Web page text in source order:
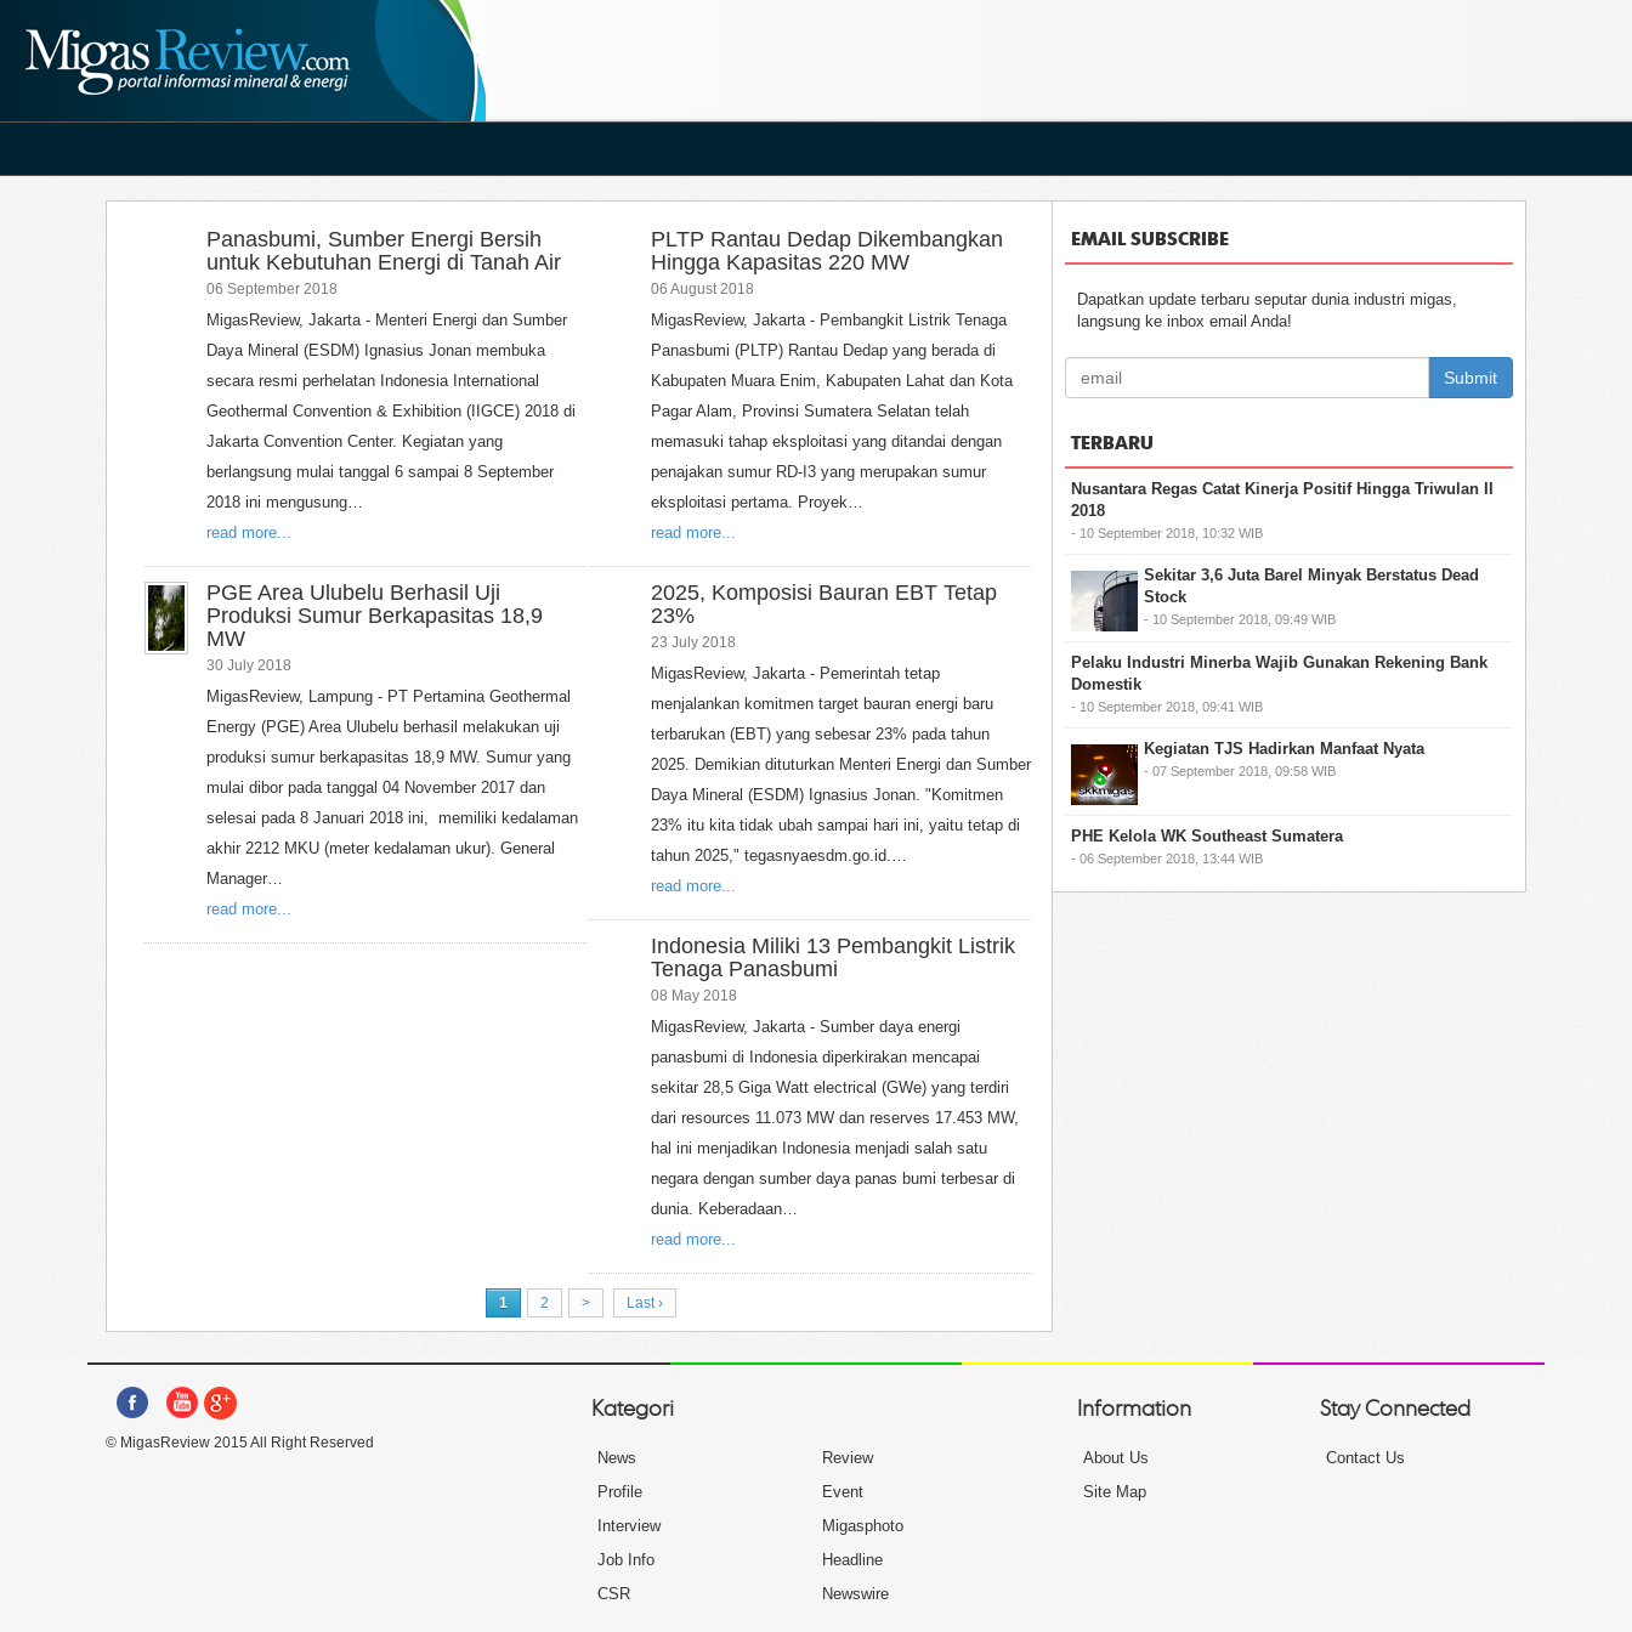
Panasbumi, Sumber Energi Bersih
untuk Kebutuhan Energi di Tanah Air
06 September 2018
MigasReview, Jakarta - Menteri Energi dan Sumber
Daya Mineral (ESDM) Ignasius Jonan membuka
secara resmi perhelatan Indonesia International
Geothermal Convention & Exhibition (IIGCE) 2018 di
Jakarta Convention Center. Kegiatan yang
berlangsung mulai tanggal 6 sampai 8 September
2018 ini mengusung…
read more...
PLTP Rantau Dedap Dikembangkan
Hingga Kapasitas 220 MW
06 August 2018
MigasReview, Jakarta - Pembangkit Listrik Tenaga
Panasbumi (PLTP) Rantau Dedap yang berada di
Kabupaten Muara Enim, Kabupaten Lahat dan Kota
Pagar Alam, Provinsi Sumatera Selatan telah
memasuki tahap eksploitasi yang ditandai dengan
penajakan sumur RD-I3 yang merupakan sumur
eksploitasi pertama. Proyek…
read more...
PGE Area Ulubelu Berhasil Uji
Produksi Sumur Berkapasitas 18,9
MW
30 July 2018
MigasReview, Lampung - PT Pertamina Geothermal
Energy (PGE) Area Ulubelu berhasil melakukan uji
produksi sumur berkapasitas 18,9 MW. Sumur yang
mulai dibor pada tanggal 04 November 2017 dan
selesai pada 8 Januari 2018 ini, memiliki kedalaman
akhir 2212 MKU (meter kedalaman ukur). General
Manager…
read more...
2025, Komposisi Bauran EBT Tetap
23%
23 July 2018
MigasReview, Jakarta - Pemerintah tetap
menjalankan komitmen target bauran energi baru
terbarukan (EBT) yang sebesar 23% pada tahun
2025. Demikian dituturkan Menteri Energi dan Sumber
Daya Mineral (ESDM) Ignasius Jonan. "Komitmen
23% itu kita tidak ubah sampai hari ini, yaitu tetap di
tahun 2025," tegasnyaesdm.go.id.…
read more...
Indonesia Miliki 13 Pembangkit Listrik
Tenaga Panasbumi
08 May 2018
MigasReview, Jakarta - Sumber daya energi
panasbumi di Indonesia diperkirakan mencapai
sekitar 28,5 Giga Watt electrical (GWe) yang terdiri
dari resources 11.073 MW dan reserves 17.453 MW,
hal ini menjadikan Indonesia menjadi salah satu
negara dengan sumber daya panas bumi terbesar di
dunia. Keberadaan…
read more...
1 2 > Last ›
EMAIL SUBSCRIBE
Dapatkan update terbaru seputar dunia industri migas,
langsung ke inbox email Anda!
Submit
TERBARU
Nusantara Regas Catat Kinerja Positif Hingga Triwulan II
2018
- 10 September 2018, 10:32 WIB
Sekitar 3,6 Juta Barel Minyak Berstatus Dead
Stock
- 10 September 2018, 09:49 WIB
Pelaku Industri Minerba Wajib Gunakan Rekening Bank
Domestik
- 10 September 2018, 09:41 WIB
Kegiatan TJS Hadirkan Manfaat Nyata
- 07 September 2018, 09:58 WIB
PHE Kelola WK Southeast Sumatera
- 06 September 2018, 13:44 WIB
© MigasReview 2015 All Right Reserved
Kategori
News
Review
Profile
Event
Interview
Migasphoto
Job Info
Headline
CSR
Newswire
Information
About Us
Site Map
Stay Connected
Contact Us